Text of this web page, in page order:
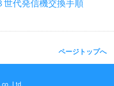
ページトップへ